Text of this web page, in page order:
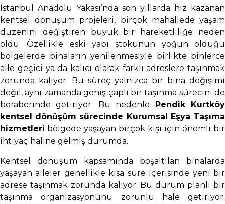
İstanbul Anadolu Yakası’nda son yıllarda hız kazanan
kentsel dönüşüm projeleri, birçok mahallede yaşam
düzenini değiştiren büyük bir hareketliliğe neden
oldu. Özellikle eski yapı stokunun yoğun olduğu
bölgelerde binaların yenilenmesiyle birlikte binlerce
aile geçici ya da kalıcı olarak farklı adreslere taşınmak
zorunda kalıyor. Bu süreç yalnızca bir bina değişimi
değil, aynı zamanda geniş çaplı bir taşınma sürecini de
beraberinde getiriyor. Bu nedenle Pendik Kurtköy
kentsel dönüşüm sürecinde Kurumsal Eşya Taşıma
hizmetleri bölgede yaşayan birçok kişi için önemli bir
ihtiyaç haline gelmiş durumda.
Kentsel dönüşüm kapsamında boşaltılan binalarda
yaşayan aileler genellikle kısa süre içerisinde yeni bir
adrese taşınmak zorunda kalıyor. Bu durum planlı bir
taşınma organizasyonunu zorunlu hale getiriyor.